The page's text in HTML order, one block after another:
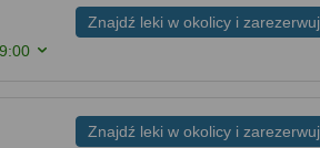
Znajdź leki w okolicy i zarezerwuj
Znajdź leki w okolicy i zarezerwuj